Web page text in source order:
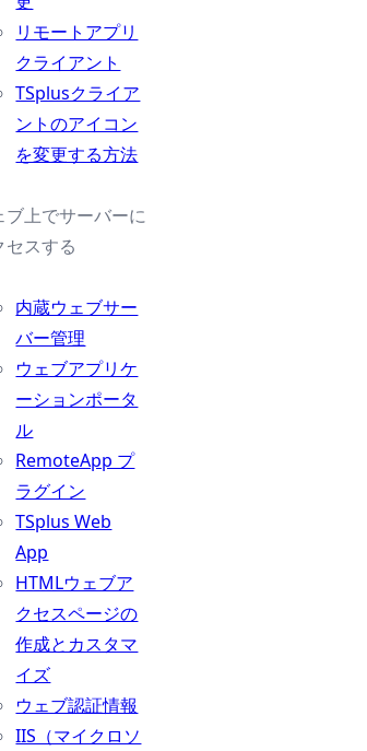
リモートアプリ
クライアント
TSplusクライア
ントのアイコン
を変更する方法
ブ上でサーバーに
セスする
内蔵ウェブサー
バー管理
ウェブアプリケ
ーションポータ
ル
RemoteApp プ
ラグイン
TSplus Web
App
HTMLウェブア
クセスページの
作成とカスタマ
イズ
ウェブ認証情報
IIS（マイクロソ